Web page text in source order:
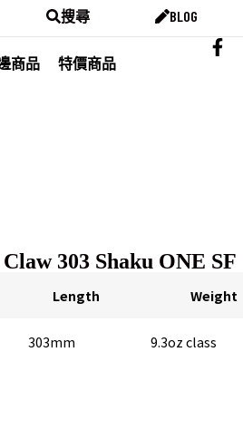
搜尋 BLOG
商品
特價商品
303 Shaku ONE SF
Length Weight
303mm 9.3oz class